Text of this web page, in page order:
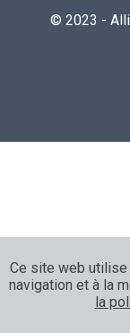
© 2023 -
Ce site web
navigation et à la
la